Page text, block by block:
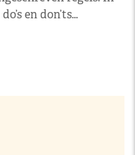
en don’ts…